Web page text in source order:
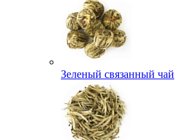
Зеленый связанный чай